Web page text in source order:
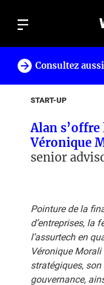
Consultez
START-UP
Alan s’offre
Véronique
senior
Pointure de la
d’entreprises, la
l’assurtech en
Véronique
stratégiques, son
gouvernance,